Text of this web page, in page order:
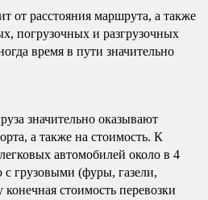
от расстояния маршрута, а также
погрузочных и разгрузочных
время в пути значительно
значительно оказывают
а также на стоимость. К
автомобилей около в 4
грузовыми (фуры, газели,
стоимость перевозки